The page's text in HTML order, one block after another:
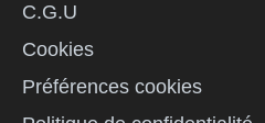
C.G.U
Cookies
Préférences cookies